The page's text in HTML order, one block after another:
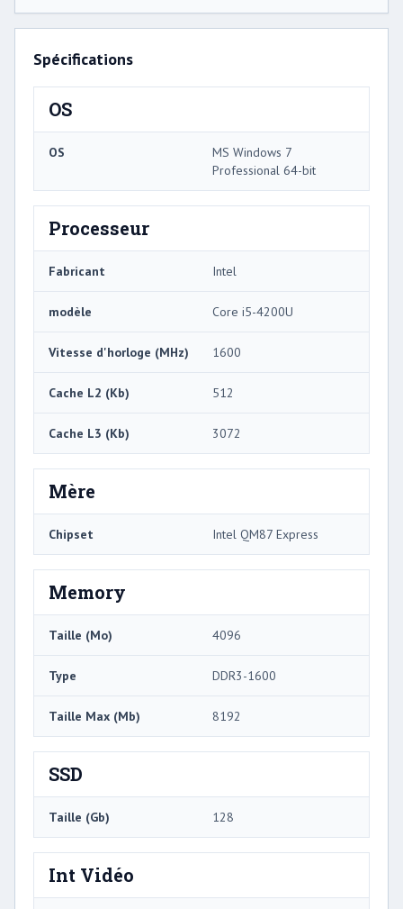
Spécifications
OS
OS
MS Windows 7
Professional 64-bit
Processeur
Fabricant Intel
modèle Core i5-4200U
Vitesse d'horloge (MHz) 1600
Cache L2 (Kb) 512
Cache L3 (Kb) 3072
Mère
Chipset Intel QM87 Express
Memory
Taille (Mo) 4096
Type DDR3-1600
Taille Max (Mb) 8192
SSD
Taille (Gb) 128
Int Vidéo